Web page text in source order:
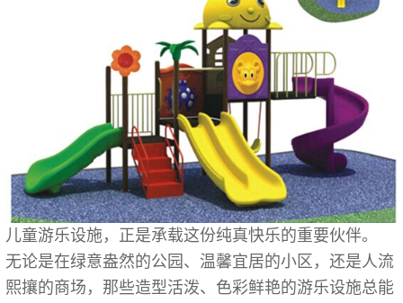
儿童游乐设施，正是承载这份纯真快乐的重要伙伴。
无论是在绿意盎然的公园、温馨宜居的小区，还是人流
熙攘的商场，那些造型活泼、色彩鲜艳的游乐设施总能